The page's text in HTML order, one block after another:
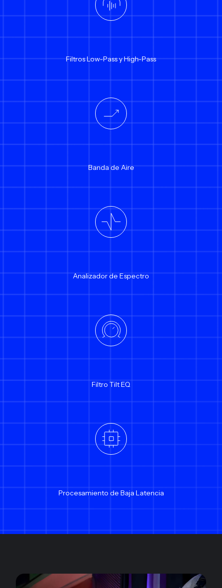
Filtros Low-Pass y High-Pass
Banda de Aire
Analizador de Espectro
Filtro Tilt EQ
Procesamiento de Baja Latencia